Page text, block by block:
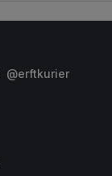
@erftkurier